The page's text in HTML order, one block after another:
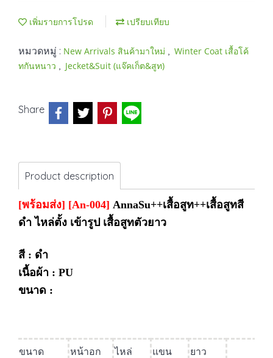
เพิ่มรายการโปรด เปรียบเทียบ
หมวดหมู่ : New Arrivals สินค้ามาใหม่ , Winter Coat เสื้อโค้
ทกันหนาว , Jecket&Suit (แจ๊คเก็ต&สูท)
Share
Product description
[พร้อมส่ง] [An-004] AnnaSu++เสื้อสูท++เสื้อสูทสี
ดำ ไหล่ตั้ง เข้ารูป เสื้อสูทตัวยาว
สี : ดำ
เนื้อผ้า : PU
ขนาด :
ขนาด หน้าอก ไหล่ แขน
ยาว